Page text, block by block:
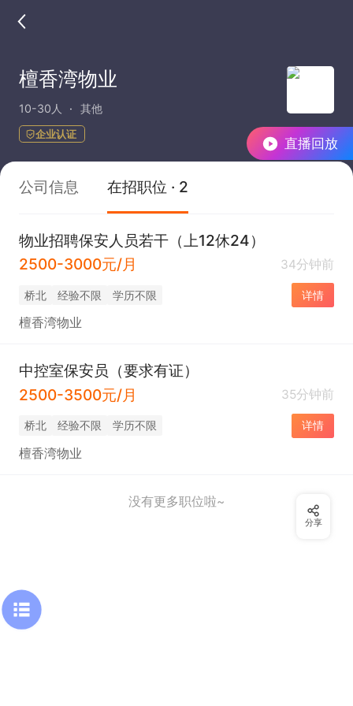
直播回放
檀香湾物业
10-30人 其他
企业认证
公司信息 在招职位 · 2
物业招聘保安人员若干（上12休24）
2500-3000元/月
34分钟前
桥北 经验不限 学历不限 详情
檀香湾物业
中控室保安员（要求有证）
2500-3500元/月
35分钟前
桥北 经验不限 学历不限 详情
檀香湾物业
没有更多职位啦~
分享